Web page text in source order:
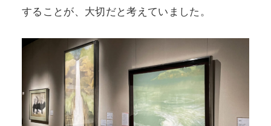
することが、大切だと考えていました。